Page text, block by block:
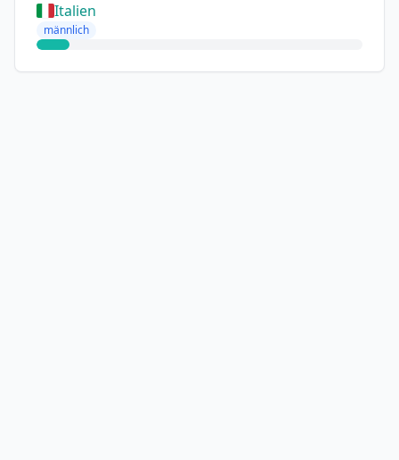
Italien
männlich